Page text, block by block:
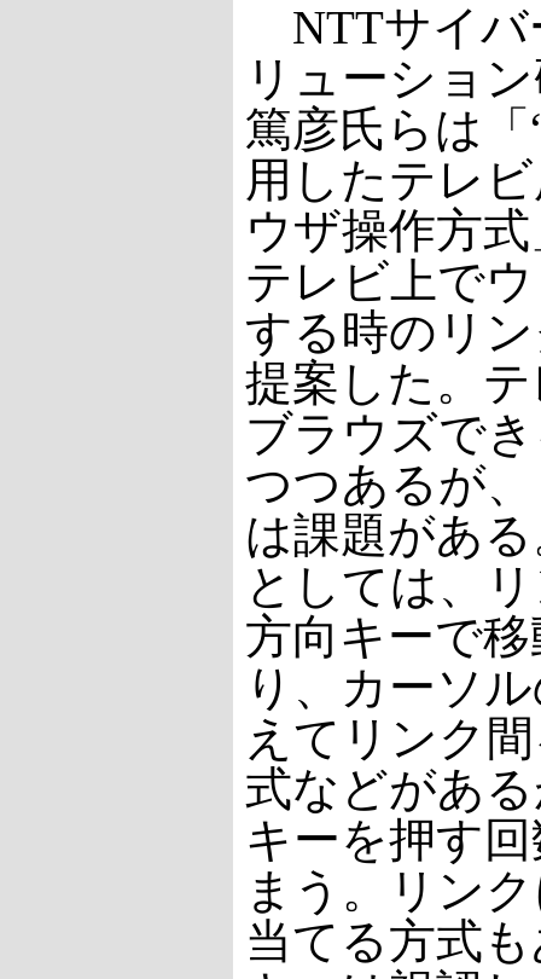
NTTサイバ
リューショ
篤彦氏らは
用したテレ
ウザ操作方
テレビ上で
する時のリ
提案した。
ブラウズで
つつあるが
は課題があ
としては、
方向キーで
り、カーソ
えてリンク
式などがあ
キーを押す
まう。リン
当てる方式